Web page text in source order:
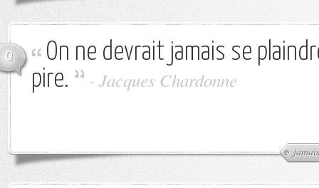
0
On ne devrait jamais se
pire.
- Jacques Chardonne
jamais